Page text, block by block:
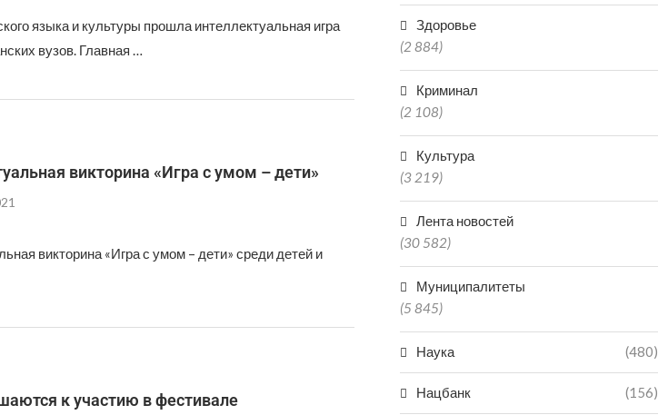
языка и культуры прошла интеллектуальная игра
вузов. Главная …
викторина «Игра с умом – дети»
викторина «Игра с умом – дети» среди детей и
к участию в фестивале
Здоровье
(2 884)
Криминал
(2 108)
Культура
(3 219)
Лента новостей
(30 582)
Муниципалитеты
(5 845)
Наука (480)
Нацбанк (156)